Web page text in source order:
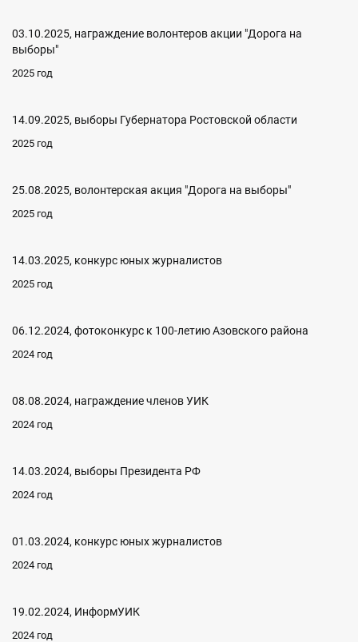
03.10.2025, награждение волонтеров акции "Дорога на
выборы"
2025 год
14.09.2025, выборы Губернатора Ростовской области
2025 год
25.08.2025, волонтерская акция "Дорога на выборы"
2025 год
14.03.2025, конкурс юных журналистов
2025 год
06.12.2024, фотоконкурс к 100-летию Азовского района
2024 год
08.08.2024, награждение членов УИК
2024 год
14.03.2024, выборы Президента РФ
2024 год
01.03.2024, конкурс юных журналистов
2024 год
19.02.2024, ИнформУИК
2024 год